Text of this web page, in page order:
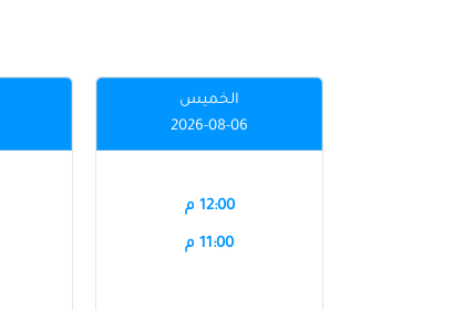
الخميس
2026-08-06
12:00 م
11:00 م